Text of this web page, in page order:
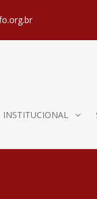
INSTITUCIONAL